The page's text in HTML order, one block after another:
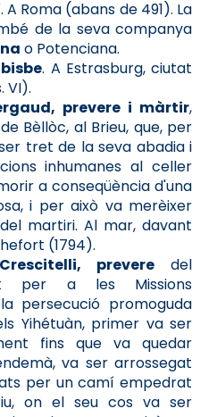
A Roma (abans de 491). La
de la seva companya
o Potenciana.
. A Estrasburg, ciutat
VI).
prevere i màrtir,
Bèllòc, al Brieu, que, per
tret de la seva abadia i
inhumanes al celler
a conseqüència d'una
i per això va merèixer
martiri. Al mar, davant
(1794).
preveredel
per a les Missions
persecució promoguda
Yihétuàn, primer va ser
fins que va quedar
va ser arrossegat
per un camí empedrat
on el seu cos va ser